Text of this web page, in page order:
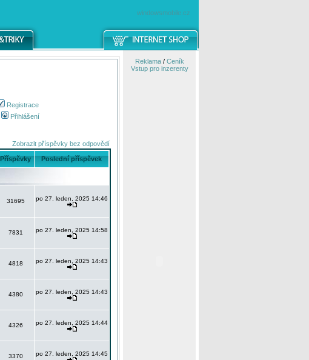
windowsmobile.cz
Registrace
Přihlášení
Zobrazit příspěvky bez odpovědí
Příspěvky Poslední příspěvek
31695 po 27. leden, 2025 14:46
7831 po 27. leden, 2025 14:58
4818 po 27. leden, 2025 14:43
4380 po 27. leden, 2025 14:43
4326 po 27. leden, 2025 14:44
3370 po 27. leden, 2025 14:45
Reklama/ Ceník
Vstup pro inzerenty